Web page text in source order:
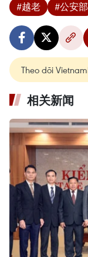
#越老 #公安部
Theo dõi
相关新闻